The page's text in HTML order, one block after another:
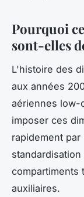
Pourquoi
sont-elles
L'histoire des
aux années
aériennes low-
imposer ces
rapidement
compartiments
auxiliaires.